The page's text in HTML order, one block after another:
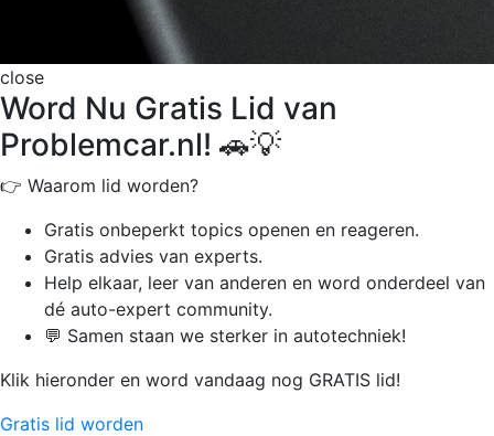
close
Word Nu Gratis Lid van
Problemcar.nl! 🚗💡
👉 Waarom lid worden?
Gratis onbeperkt topics openen en reageren.
Gratis advies van experts.
Help elkaar, leer van anderen en word onderdeel van
dé auto-expert community.
💬 Samen staan we sterker in autotechniek!
Klik hieronder en word vandaag nog GRATIS lid!
Gratis lid worden